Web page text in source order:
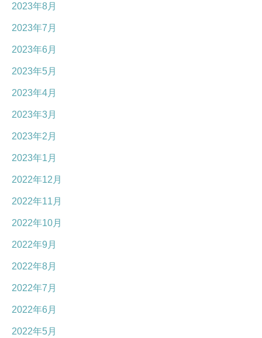
2023年8月
2023年7月
2023年6月
2023年5月
2023年4月
2023年3月
2023年2月
2023年1月
2022年12月
2022年11月
2022年10月
2022年9月
2022年8月
2022年7月
2022年6月
2022年5月